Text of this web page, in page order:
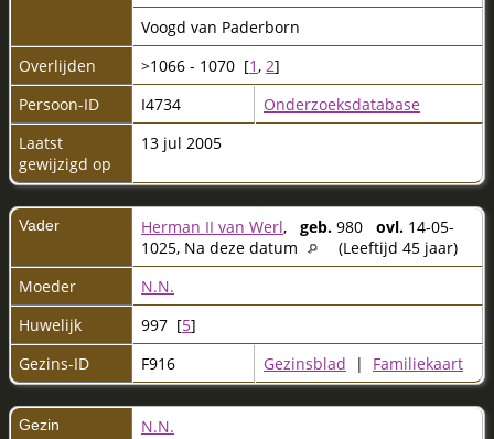
Voogd van Paderborn
Overlijden
>1066 - 1070 [1, 2]
Persoon-ID
I4734
Onderzoeksdatabase
Laatst
gewijzigd op
13 jul 2005
Vader Herman II van Werl, geb. 980 ovl. 14-05-
1025, Na deze datum
(Leeftijd 45 jaar)
Moeder
N.N.
Huwelijk
997 [5]
Gezins-ID
F916 Gezinsblad | Familiekaart
Gezin
N.N.